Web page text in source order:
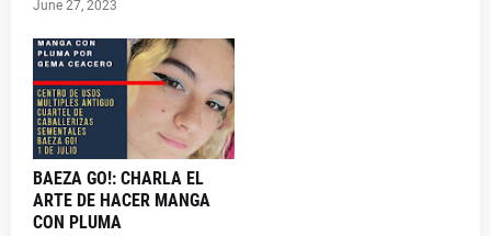
June 27, 2023
BAEZA GO!: CHARLA EL
ARTE DE HACER MANGA
CON PLUMA